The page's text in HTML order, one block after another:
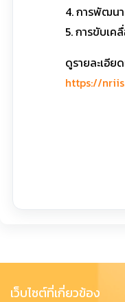
4. การพัฒนา
5. การขับเ
ดูรายละเอีย
https://
เว็บไซต์ที่เกี่ยวข้อง